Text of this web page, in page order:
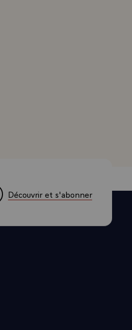
la République, à France 3 le
Découvrir et s'abonner